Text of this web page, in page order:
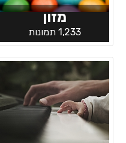
מזון
1,233 תמונות